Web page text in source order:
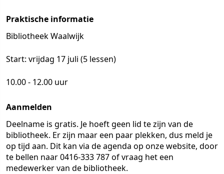
Praktische informatie
Bibliotheek Waalwijk
Start: vrijdag 17 juli (5 lessen)
10.00 - 12.00 uur
Aanmelden
Deelname is gratis. Je hoeft geen lid te zijn van de
bibliotheek. Er zijn maar een paar plekken, dus meld je
op tijd aan. Dit kan via de agenda op onze website, door
te bellen naar 0416-333 787 of vraag het een
medewerker van de bibliotheek.